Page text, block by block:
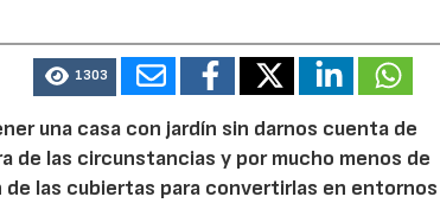
1303
una casa con jardín sin darnos cuenta de
de las circunstancias y por mucho menos de
las cubiertas para convertirlas en entornos